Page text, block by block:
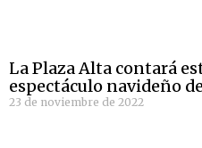
La Plaza Alta contará
espectáculo navideño
23 de noviembre de 2022